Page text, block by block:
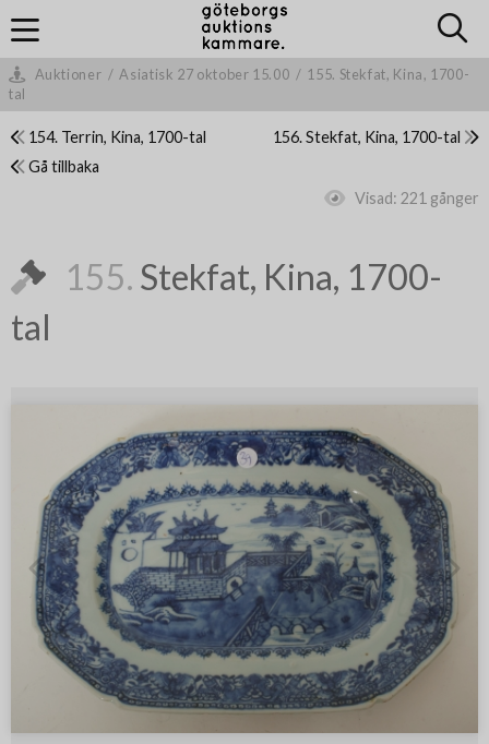
Auktioner / Asiatisk 27 oktober 15.00 / 155. Stekfat, Kina, 1700-
tal
154. Terrin, Kina, 1700-tal
156. Stekfat, Kina, 1700-tal
Gå tillbaka
Visad: 221 gånger
155. Stekfat, Kina, 1700-
tal